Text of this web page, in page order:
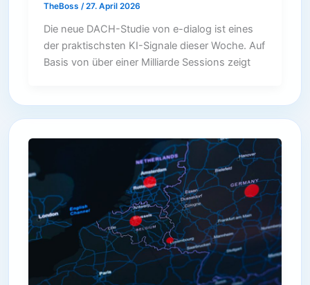
TheBoss /27. April 2026
Die neue DACH-Studie von e-dialog ist eines
der praktischsten KI-Signale dieser Woche. Auf
Basis von über einer Milliarde Sessions zeigt